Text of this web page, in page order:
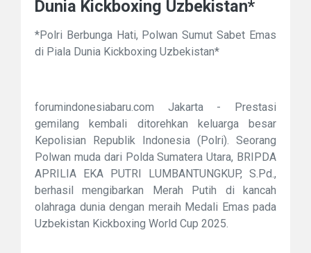
Dunia Kickboxing Uzbekistan*
*Polri Berbunga Hati, Polwan Sumut Sabet Emas
di Piala Dunia Kickboxing Uzbekistan*
forumindonesiabaru.com Jakarta - Prestasi
gemilang kembali ditorehkan keluarga besar
Kepolisian Republik Indonesia (Polri). Seorang
Polwan muda dari Polda Sumatera Utara, BRIPDA
APRILIA EKA PUTRI LUMBANTUNGKUP, S.Pd.,
berhasil mengibarkan Merah Putih di kancah
olahraga dunia dengan meraih Medali Emas pada
Uzbekistan Kickboxing World Cup 2025.